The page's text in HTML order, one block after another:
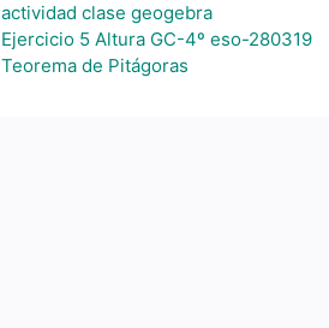
actividad clase geogebra
Ejercicio 5 Altura GC-4º eso-280319
Teorema de Pitágoras